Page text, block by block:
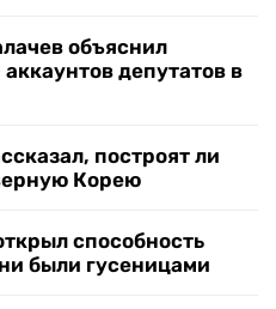
объяснил
депутатов в
построят ли
Корею
способность
были гусеницами